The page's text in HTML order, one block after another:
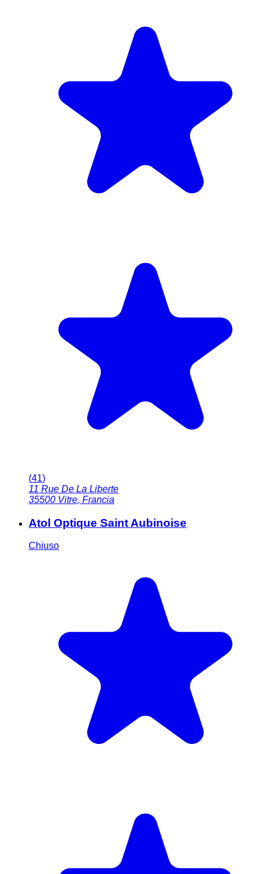
(41)
11 Rue De La Liberte
35500 Vitre, Francia
Atol Optique Saint Aubinoise
Chiuso